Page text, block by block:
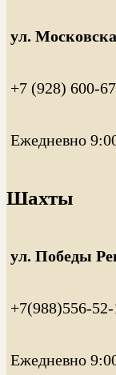
ул.
+7 (928) 600-
Ежедневно
Шахты
ул. Победы
+7(988)556-52-
Ежедневно